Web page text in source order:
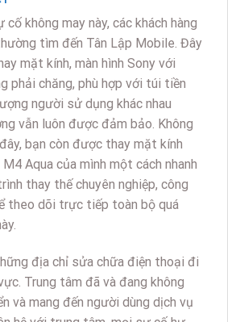
cố không may này, các khách hàng
tìm đến Tân Lập Mobile. Đây
mặt kính, màn hình Sony với
phải chăng, phù hợp với túi tiền
người sử dụng khác nhau
vẫn luôn được đảm bảo. Không
bạn còn được thay mặt kính
Aqua của mình một cách nhanh
thay thế chuyên nghiệp, công
theo dõi trực tiếp toàn bộ quá
địa chỉ sửa chữa điện thoại đi
Trung tâm đã và đang không
và mang đến người dùng dịch vụ